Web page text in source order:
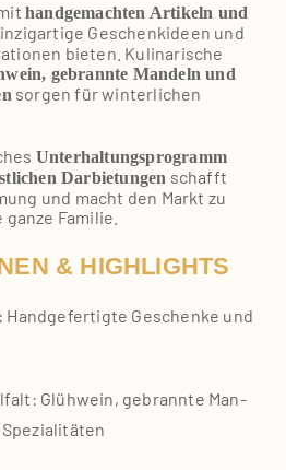
hand­ge­mach­ten Arti­keln und
Geschenk­ideen und
bie­ten. Kuli­na­ri­sche
gebrann­te Man­deln und
sor­gen für win­ter­li­chen
Unter­hal­tungs­pro­gramm
Dar­bie­tun­gen schafft
und macht den Markt zu
Fami­lie.
& HIGHLIGHTS
Hand­ge­fer­tig­te Geschen­ke und
Glüh­wein, gebrann­te Man­